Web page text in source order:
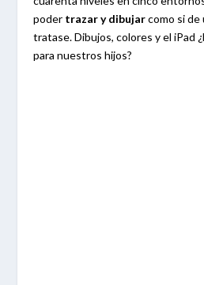
poder trazar y dibujarcomo si de
tratase. Dibujos, colores y el iPad
para nuestros hijos?